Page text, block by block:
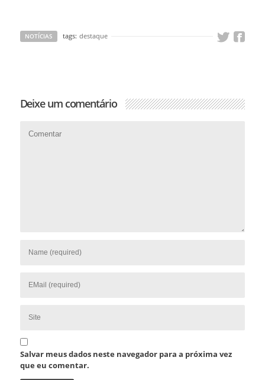
NOTÍCIAS tags: destaque
Deixe um comentário
Salvar meus dados neste navegador para a próxima vez
que eu comentar.